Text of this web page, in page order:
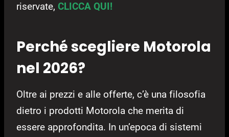
riservate, CLICCA QUI!
Perché scegliere Motorola
nel 2026?
Oltre ai prezzi e alle offerte, c’è una filosofia
dietro i prodotti Motorola che merita di
essere approfondita. In un’epoca di sistemi